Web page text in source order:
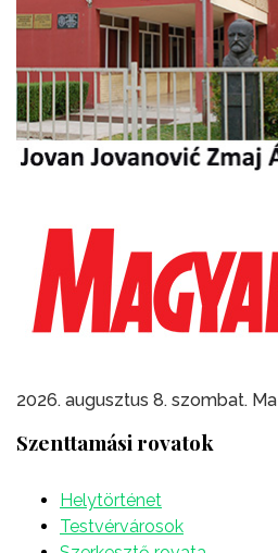
2026. augusztus 8. szombat. Ma
Szenttamási rovatok
Helytörténet
Testvérvárosok